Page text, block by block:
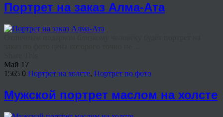
Портрет на заказ Алма-Ата
Май 17
1565 0 Портрет на холсте, Портрет по фото
Мужской портрет маслом на холсте